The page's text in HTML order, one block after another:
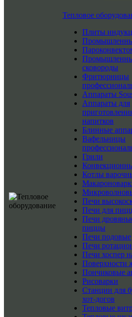
Тепловое
Плиты
сковороды
Фритюрницы
Аппараты
Аппараты для
напитков
Блинные
Вафельницы
Грили
Котлы
Печи
Печи для
Печи
пиццы
Печи подовые
Печи
Печи хоспер
Поверхности
Пончиковые
Рисоварки
Станции для
хот-догов
Тепловые